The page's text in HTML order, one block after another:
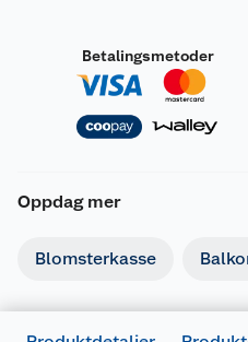
Betalingsmetoder
Oppdag mer
Blomsterkasse